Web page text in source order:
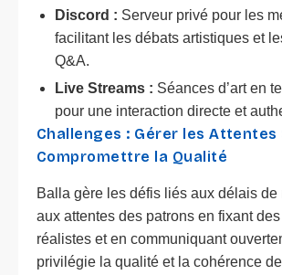
Discord : Serveur privé pour les
facilitant les débats artistiques et
Q&A.
Live Streams : Séances d’art en
pour une interaction directe et
Challenges : Gérer les Attentes
Compromettre la Qualité
Balla gère les défis liés aux délais de
aux attentes des patrons en fixant
réalistes et en communiquant
privilégie la qualité et la cohérence